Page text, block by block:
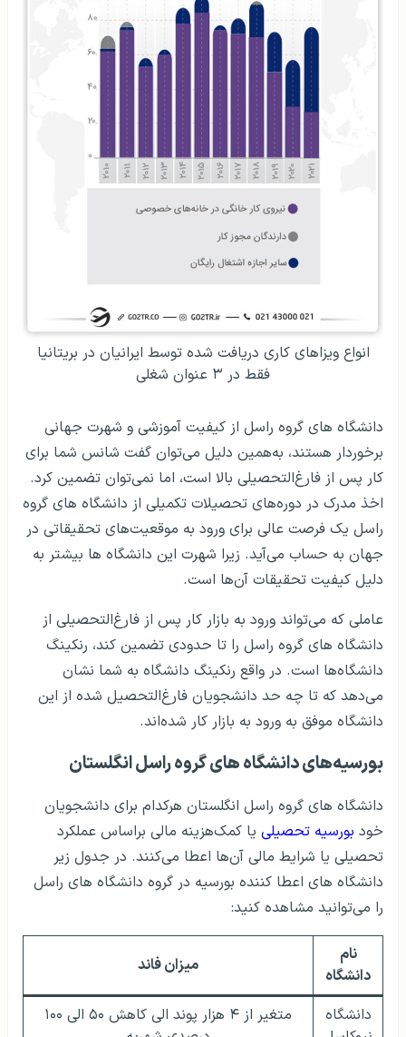
انواع ویزاهای کاری دریافت شده توسط ایرانیان در بریتانیا
فقط در ۳ عنوان شغلی
دانشگاه‌ های گروه راسل از کیفیت آموزشی و شهرت جهانی
برخوردار هستند، به‌همین دلیل می‌توان گفت شانس شما برای
کار پس از فارغ‌التحصیلی بالا است، اما نمی‌توان تضمین کرد.
اخذ مدرک در دوره‌های تحصیلات تکمیلی از دانشگاه های گروه
راسل یک فرصت عالی برای ورود به موقعیت‌های تحقیقاتی در
جهان به حساب می‌آید. زیرا شهرت این دانشگاه ها بیشتر به
دلیل کیفیت تحقیقات آن‌ها است.
عاملی که می‌تواند ورود به بازار کار پس از فارغ‌التحصیلی از
دانشگاه های گروه راسل را تا حدودی تضمین کند، رنکینگ
دانشگاه‌ها است. در واقع رنکینگ دانشگاه به شما نشان
می‌دهد که تا چه حد دانشجویان فارغ‌التحصیل شده از این
دانشگاه موفق به ورود به بازار کار شده‌اند.
بورسیه‌های دانشگاه های گروه راسل انگلستان
دانشگاه های گروه راسل انگلستان هرکدام برای دانشجویان
خود بورسیه تحصیلی یا کمک‌هزینه مالی براساس عملکرد
تحصیلی یا شرایط مالی آن‌ها اعطا می‌کنند. در جدول زیر
دانشگاه های اعطا کننده بورسیه در گروه دانشگاه های راسل
را می‌توانید مشاهده کنید:
نام
دانشگاه
میزان فاند
دانشگاه
متغیر از ۴ هزار پوند الی کاهش ۵۰ الی ۱۰۰